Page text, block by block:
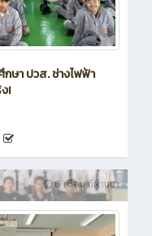
กษา ปวส. ช่างไฟฟ้า
!
6 เดือน ที่ผ่านมา